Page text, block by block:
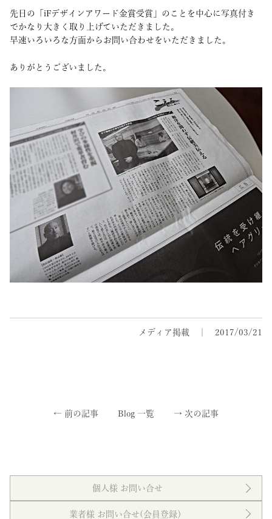
先日の「iFデザインアワード金賞受賞」のことを中心に写真付き
でかなり大きく取り上げていただきました。
早速いろいろな方面からお問い合わせをいただきました。
ありがとうございました。
メディア掲載 2017/03/21
← 前の記事 Blog 一覧 → 次の記事
個人様 お問い合せ
業者様 お問い合せ(会員登録）